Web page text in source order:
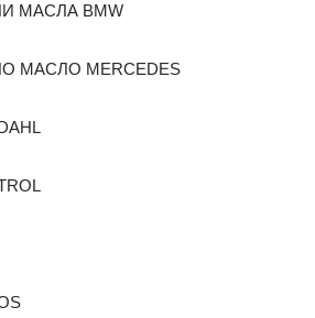
МАСЛА BMW
МАСЛО MERCEDES